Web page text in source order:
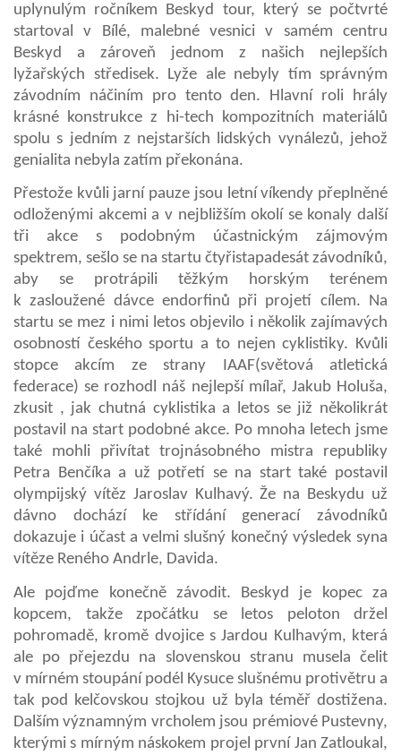
uplynulým ročníkem Beskyd tour, který se počtvrté
startoval v Bílé, malebné vesnici v samém centru
Beskyd a zároveň jednom z našich nejlepších
lyžařských středisek. Lyže ale nebyly tím správným
závodním náčiním pro tento den. Hlavní roli hrály
krásné konstrukce z hi-tech kompozitních materiálů
spolu s jedním z nejstarších lidských vynálezů, jehož
genialita nebyla zatím překonána.
Přestože kvůli jarní pauze jsou letní víkendy přeplněné
odloženými akcemi a v nejbližším okolí se konaly další
tři akce s podobným účastnickým zájmovým
spektrem, sešlo se na startu čtyřistapadesát závodníků,
aby se protrápili těžkým horským terénem
k zasloužené dávce endorfinů při projetí cílem. Na
startu se mez i nimi letos objevilo i několik zajímavých
osobností českého sportu a to nejen cyklistiky. Kvůli
stopce akcím ze strany IAAF(světová atletická
federace) se rozhodl náš nejlepší mílař, Jakub Holuša,
zkusit , jak chutná cyklistika a letos se již několikrát
postavil na start podobné akce. Po mnoha letech jsme
také mohli přivítat trojnásobného mistra republiky
Petra Benčíka a už potřetí se na start také postavil
olympijský vítěz Jaroslav Kulhavý. Že na Beskydu už
dávno dochází ke střídání generací závodníků
dokazuje i účast a velmi slušný konečný výsledek syna
vítěze Reného Andrle, Davida.
Ale pojďme konečně závodit. Beskyd je kopec za
kopcem, takže zpočátku se letos peloton držel
pohromadě, kromě dvojice s Jardou Kulhavým, která
ale po přejezdu na slovenskou stranu musela čelit
v mírném stoupání podél Kysuce slušnému protivětru a
tak pod kelčovskou stojkou už byla téměř dostižena.
Dalším významným vrcholem jsou prémiové Pustevny,
kterými s mírným náskokem projel první Jan Zatloukal,